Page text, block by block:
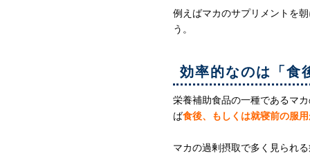
例えばマカのサプリメントを
う。
効率的なのは「食
栄養補助食品の一種であるマ
ば食後、もしくは就寝前の服
マカの過剰摂取で多く見られ